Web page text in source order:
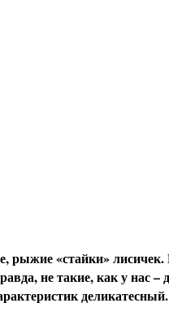
«стайки» лисичек.
не такие, как у нас –
деликатесный.